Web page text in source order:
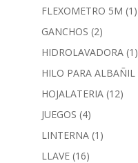
FLEXOMETRO 5M (1)
GANCHOS (2)
HIDROLAVADORA (1)
HILO PARA ALBAÑIL
HOJALATERIA (12)
JUEGOS (4)
LINTERNA (1)
LLAVE (16)